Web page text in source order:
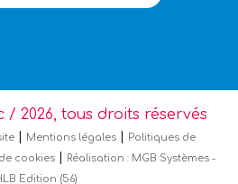
/ 2026, tous droits réservés
Mentions légales
Politiques de
cookies Réalisation : MGB Systèmes -
Edition (56)